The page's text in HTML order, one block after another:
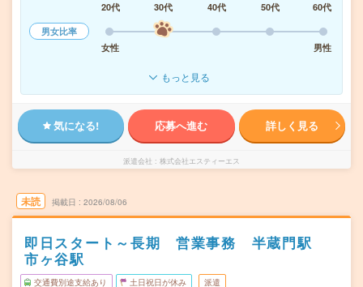
20代
30代 40代 50代
60代
男女比率
女性
男性
もっと見る
気になる! 応募へ進む 詳しく見る
派遣会社 株式会社エスティーエス
未読 掲載日 2026/08/06
即日スタート～長期 営業事務 半蔵門駅
市ヶ谷駅
交通費別途支給あり 土日祝日が休み 派遣